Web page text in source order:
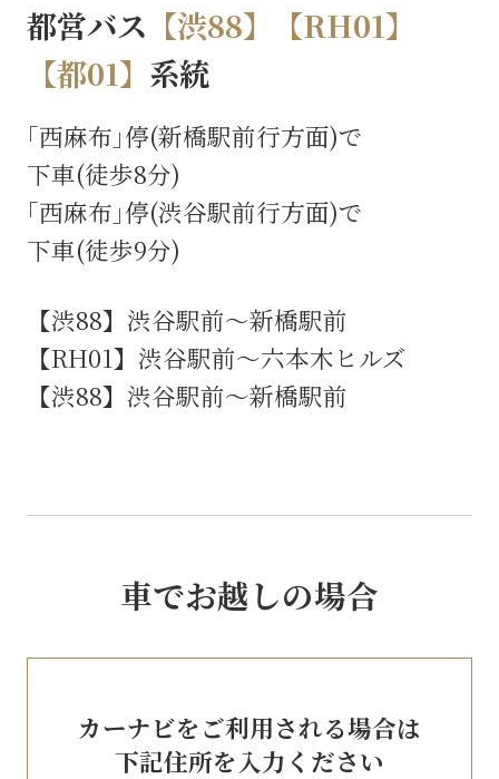
都営バス 【渋88】【RH01】
【都01】 系統
｢西麻布｣停(新橋駅前行方面)で
下車(徒歩8分)
｢西麻布｣停(渋谷駅前行方面)で
下車(徒歩9分)
【渋88】渋谷駅前～新橋駅前
【RH01】渋谷駅前～六本木ヒルズ
【渋88】渋谷駅前～新橋駅前
車でお越しの場合
カーナビをご利用される場合は
下記住所を入力ください